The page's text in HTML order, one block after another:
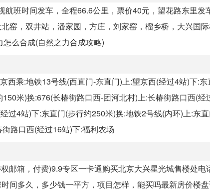
班时间发车，全程66.6公里，票价40元，望花路东里发
窑，双井站，潘家园，方庄，刘家窑，榴乡桥，大兴国
么合成(自然之力合成攻略)
西乘:地铁13号线(西直门-东直门)上:望京西(经过4站)下:
米)换:676(长椿街路口西-团河北村)上:长椿街路口西(经
过4站)下:东直门(步行约250米)换:地铁2号线(内环)上:东
路口西(经过16站)下:福利农场
邮箱，付费)9.9专区一卡通购买北京大兴星光城售楼处电
间多久，多少钱一平方，项目怎样，能买吗最新房价楼